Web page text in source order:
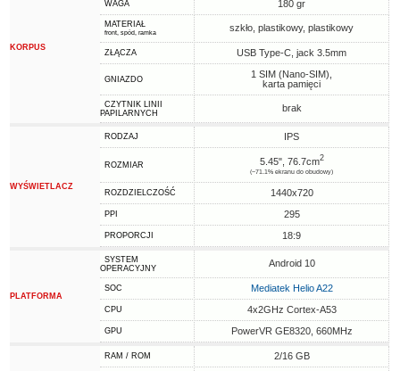
KORPUS
WAGA 180 gr
MATERIAŁ
front, spód, ramka szkło, plastikowy, plastikowy
ZŁĄCZA USB Type-C, jack 3.5mm
GNIAZDO
1 SIM (Nano-SIM),
karta pamięci
CZYTNIK LINII
PAPILARNYCH
brak
WYŚWIETLACZ
RODZAJ IPS
ROZMIAR 5.45", 76.7cm2
(~71.1% ekranu do obudowy)
ROZDZIELCZOŚĆ 1440x720
PPI 295
PROPORCJI 18:9
PLATFORMA
SYSTEM
OPERACYJNY
Android 10
SOC Mediatek Helio A22
CPU 4x2GHz Cortex-A53
GPU PowerVR GE8320, 660MHz
RAM / ROM 2/16 GB